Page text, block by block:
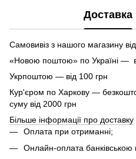
Доставка
Самовивіз з нашого магазину
«Новою поштою» по Україні —
Укрпоштою — від 100 грн
Кур'єром по Харкову —
суму від 2000 грн
Більше інформації про доставку
Оплата при отриманні;
Онлайн-оплата банківською